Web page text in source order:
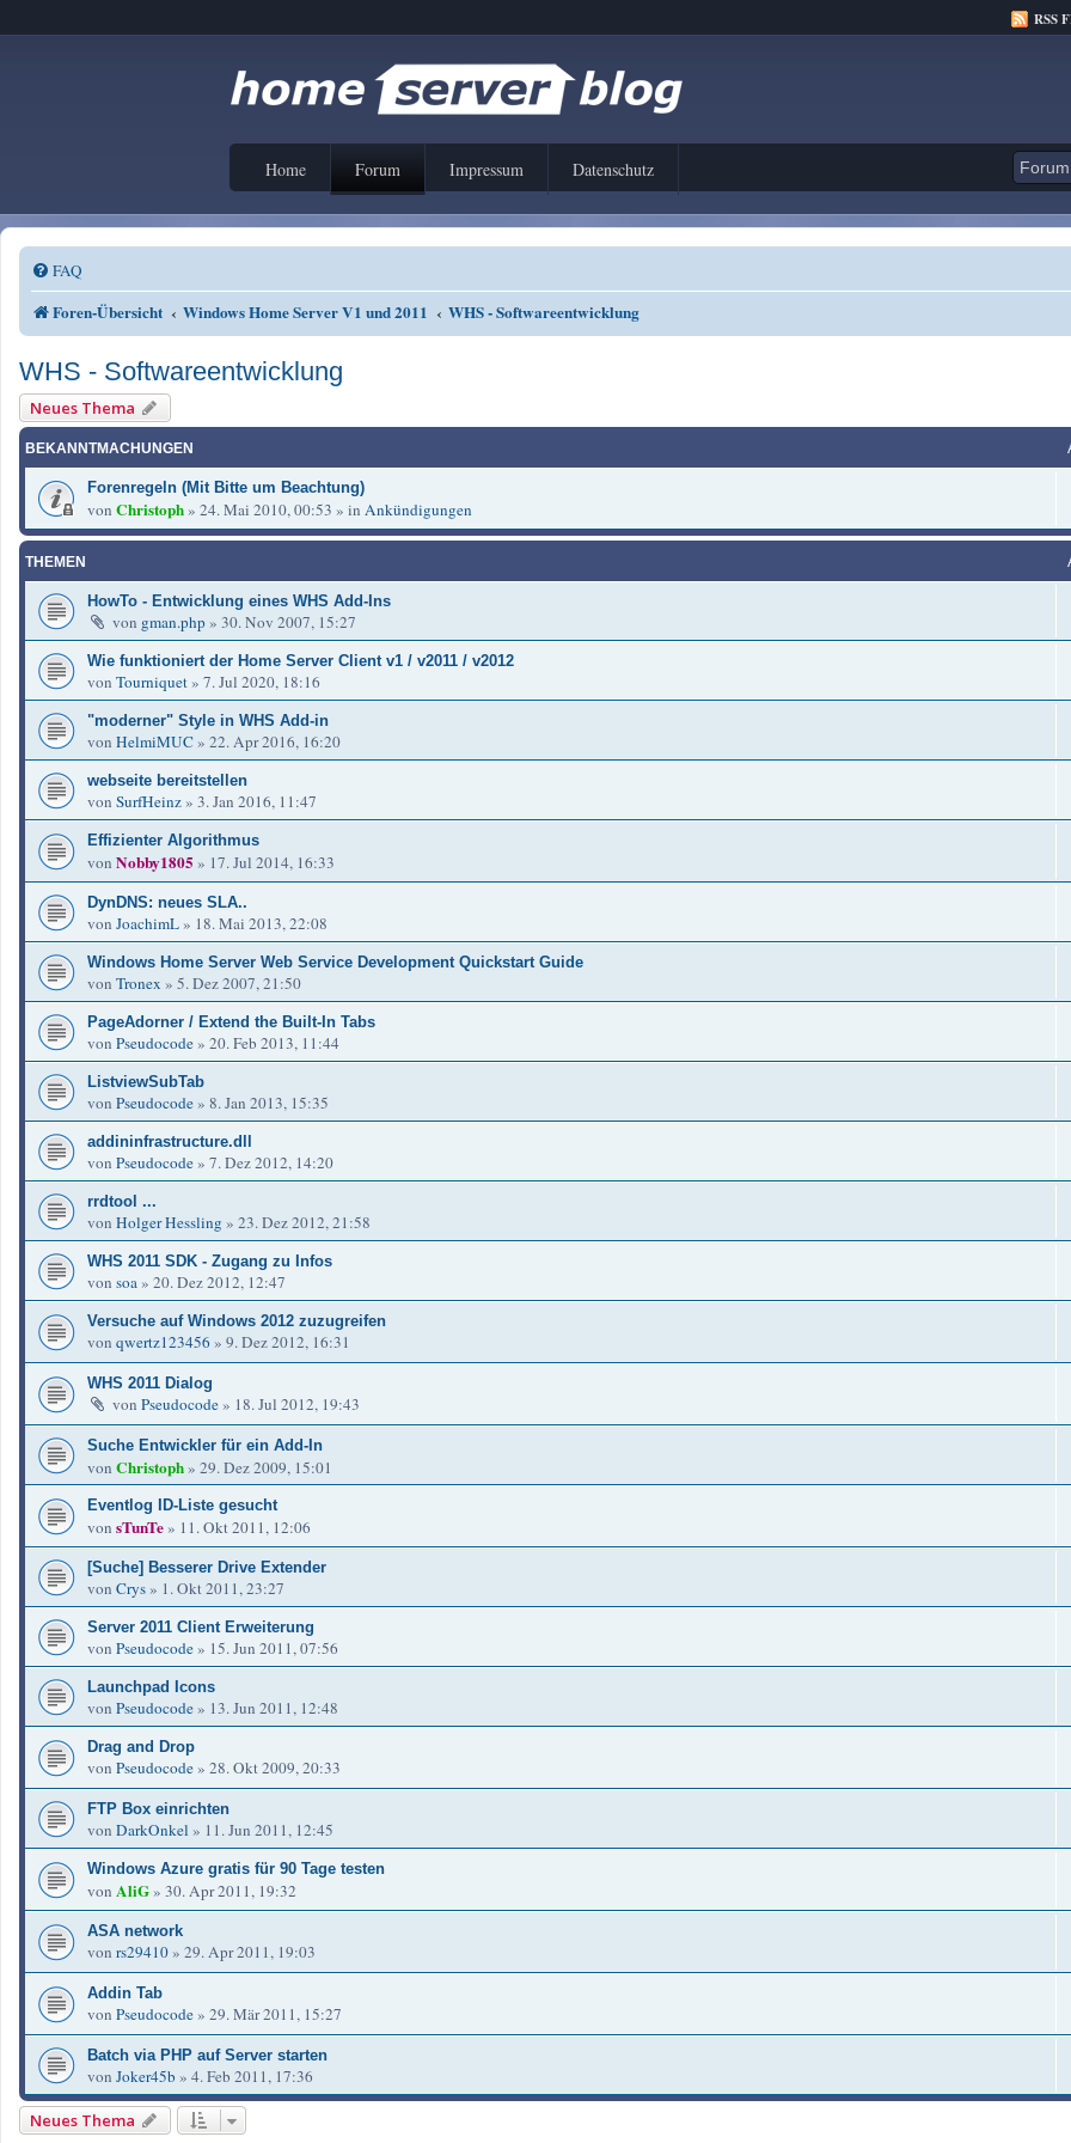
RSS
Home Forum Impressum Datenschutz
FAQ
Foren-Übersicht Windows Home Server V1 und 2011 WHS - Softwareentwicklung
WHS - Softwareentwicklung
Neues Thema
BEKANNTMACHUNGEN
Forenregeln (Mit Bitte um Beachtung)
von Christoph» 24. Mai 2010, 00:53 » in Ankündigungen
THEMEN
HowTo - Entwicklung eines WHS Add-Ins
von gman.php» 30. Nov 2007, 15:27
Wie funktioniert der Home Server Client v1 / v2011 / v2012
von Tourniquet» 7. Jul 2020, 18:16
"moderner" Style in WHS Add-in
von HelmiMUC» 22. Apr 2016, 16:20
webseite bereitstellen
von SurfHeinz» 3. Jan 2016, 11:47
Effizienter Algorithmus
von Nobby1805 » 17. Jul 2014, 16:33
DynDNS: neues SLA..
von JoachimL» 18. Mai 2013, 22:08
Windows Home Server Web Service Development Quickstart Guide
von Tronex » 5. Dez 2007, 21:50
PageAdorner / Extend the Built-In Tabs
von Pseudocode» 20. Feb 2013, 11:44
ListviewSubTab
von Pseudocode» 8. Jan 2013, 15:35
addininfrastructure.dll
von Pseudocode» 7. Dez 2012, 14:20
rrdtool ...
von Holger Hessling » 23. Dez 2012, 21:58
WHS 2011 SDK - Zugang zu Infos
von soa » 20. Dez 2012, 12:47
Versuche auf Windows 2012 zuzugreifen
von qwertz123456 » 9. Dez 2012, 16:31
WHS 2011 Dialog
von Pseudocode» 18. Jul 2012, 19:43
Suche Entwickler für ein Add-In
von Christoph» 29. Dez 2009, 15:01
Eventlog ID-Liste gesucht
von sTunTe» 11. Okt 2011, 12:06
[Suche] Besserer Drive Extender
von Crys» 1. Okt 2011, 23:27
Server 2011 Client Erweiterung
von Pseudocode» 15. Jun 2011, 07:56
Launchpad Icons
von Pseudocode» 13. Jun 2011, 12:48
Drag and Drop
von Pseudocode» 28. Okt 2009, 20:33
FTP Box einrichten
von DarkOnkel » 11. Jun 2011, 12:45
Windows Azure gratis für 90 Tage testen
von AliG» 30. Apr 2011, 19:32
ASA network
von rs29410» 29. Apr 2011, 19:03
Addin Tab
von Pseudocode» 29. Mär 2011, 15:27
Batch via PHP auf Server starten
von Joker45b » 4. Feb 2011, 17:36
Neues Thema